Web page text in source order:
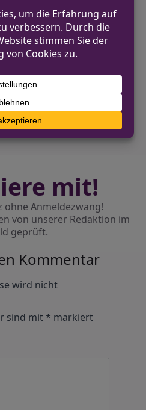
NÄCHSTER BEITRAG
in Frechen
mit!
ohne Anmeldezwang!
von unserer Redaktion im
geprüft.
Kommentar
wird nicht
sind mit* markiert